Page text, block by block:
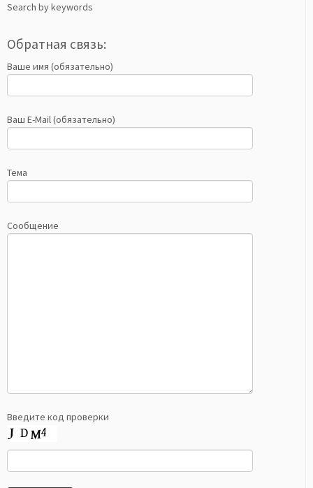
Search by keywords
Обратная связь:
Ваше имя (обязательно)
Ваш E-Mail (обязательно)
Тема
Сообщение
Введите код проверки